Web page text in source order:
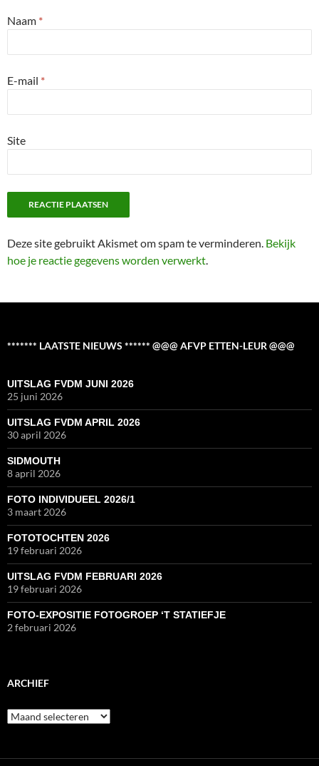
Naam *
E-mail *
Site
Deze site gebruikt Akismet om spam te verminderen. Bekijk
hoe je reactie gegevens worden verwerkt
******* LAATSTE NIEUWS ****** @@@ AFVP ETTEN-LEUR @@@
UITSLAG FVDM JUNI 2026
25 juni 2026
UITSLAG FVDM APRIL 2026
30 april 2026
SIDMOUTH
8 april 2026
FOTO INDIVIDUEEL 2026/1
3 maart 2026
FOTOTOCHTEN 2026
19 februari 2026
UITSLAG FVDM FEBRUARI 2026
19 februari 2026
FOTO-EXPOSITIE FOTOGROEP ‘T STATIEFJE
2 februari 2026
ARCHIEF
Archief